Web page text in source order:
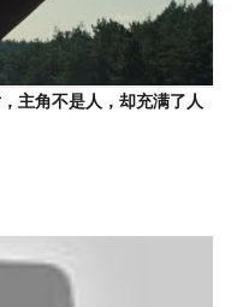
主角不是人，却充满了人